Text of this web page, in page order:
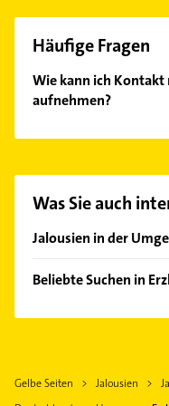
Häufige Fragen
Wie kann ich
aufnehmen?
finden Sie alle
Was Sie auch
Jalousien in der
Darmstadt
Frankfurt am Main
Beliebte Suchen in
Heizungsfirmen
Gelbe Seiten Jalousien